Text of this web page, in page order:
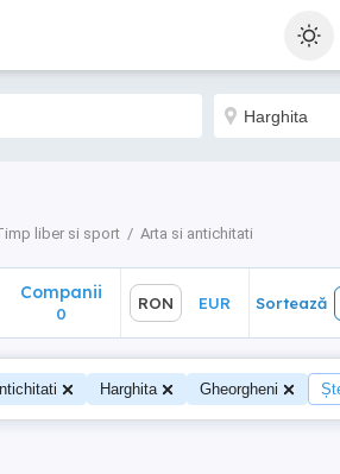
liber si sport Arta si antichitati
Sortează
Companii
0
RON EUR Sortează
Harghita Gheorgheni